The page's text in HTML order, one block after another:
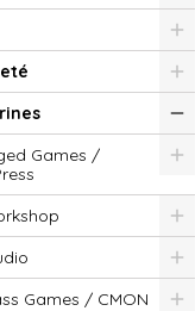
Games /
Games / CMON